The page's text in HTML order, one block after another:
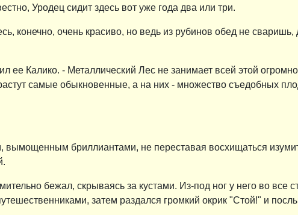
Уродец сидит здесь вот уже года два или три.
конечно, очень красиво, но ведь из рубинов обед не
ее Калико. - Металлический Лес не занимает всей этой
самые обыкновенные, а на них - множество съедобных
вымощенным бриллиантами, не переставая восхищаться
бежал, скрываясь за кустами. Из-под ног у него во все
затем раздался громкий окрик "Стой!" и